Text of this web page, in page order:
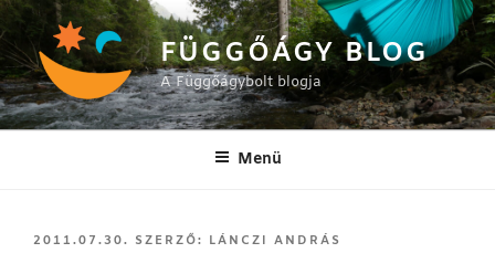
Tartalomhoz
FÜGGŐÁGY BLOG
A Függőágybolt blogja
Menü
BEKÜLDVE:
2011.07.30. SZERZŐ: LÁNCZI ANDRÁS